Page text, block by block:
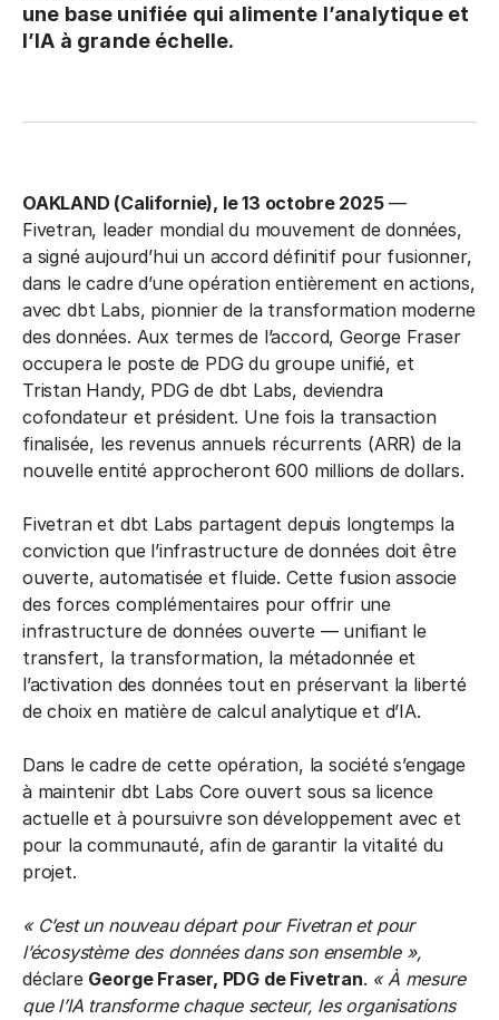
une base unifiée qui alimente l’analytique et
l’IA à grande échelle.
OAKLAND (Californie), le 13 octobre 2025—
Fivetran, leader mondial du mouvement de données,
a signé aujourd’hui un accord définitif pour fusionner,
dans le cadre d’une opération entièrement en actions,
avec dbt Labs, pionnier de la transformation moderne
des données. Aux termes de l’accord, George Fraser
occupera le poste de PDG du groupe unifié, et
Tristan Handy, PDG de dbt Labs, deviendra
cofondateur et président. Une fois la transaction
finalisée, les revenus annuels récurrents (ARR) de la
nouvelle entité approcheront 600 millions de dollars.
Fivetran et dbt Labs partagent depuis longtemps la
conviction que l’infrastructure de données doit être
ouverte, automatisée et fluide. Cette fusion associe
des forces complémentaires pour offrir une
infrastructure de données ouverte — unifiant le
transfert, la transformation, la métadonnée et
l’activation des données tout en préservant la liberté
de choix en matière de calcul analytique et d’IA.
Dans le cadre de cette opération, la société s’engage
à maintenir dbt Labs Core ouvert sous sa licence
actuelle et à poursuivre son développement avec et
pour la communauté, afin de garantir la vitalité du
projet.
« C’est un nouveau départ pour Fivetran et pour
l’écosystème des données dans son ensemble »,
déclare George Fraser, PDG de Fivetran. « À mesure
que l’IA transforme chaque secteur, les organisations